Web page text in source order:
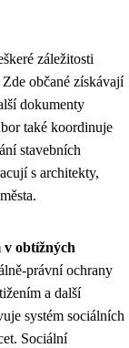
záležitosti
Zde občané získávají
dokumenty
také koordinuje
stavebních
s architekty,
v obtížných
právní ochrany
a další
systém sociálních
Sociální